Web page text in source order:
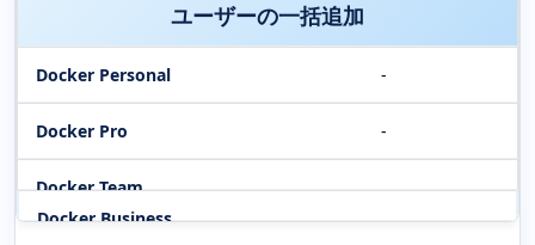
ユーザーの一括追加
-
-